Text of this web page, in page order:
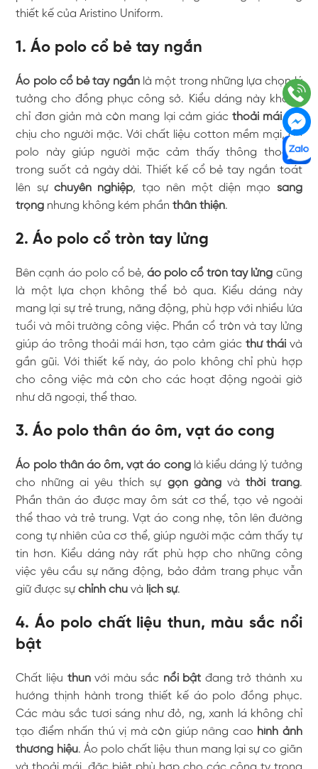
thiết kế của Aristino Uniform.
1. Áo polo cổ bẻ tay ngắn
Áo polo cổ bẻ tay ngắnlà một trong những lựa chọn lý
tưởng cho đồng phục công sở. Kiểu dáng này không
chỉ đơn giản mà còn mang lại cảm giácthoải mái, dễ
chịu cho người mặc. Với chất liệu cotton mềm mại, áo
polo này giúp người mặc cảm thấy thông thoáng
trong suốt cả ngày dài. Thiết kế cổ bẻ tay ngắn toát
lên sựchuyên nghiệp, tạo nên một diện mạo sang
trọng nhưng không kém phầnthân thiện.
2. Áo polo cổ tròn tay lửng
Bên cạnh áo polo cổ bẻ, áo polo cổ tròn tay lửng cũng
là một lựa chọn không thể bỏ qua. Kiểu dáng này
mang lại sự trẻ trung, năng động, phù hợp với nhiều lứa
tuổi và môi trường công việc. Phần cổ tròn và tay lửng
giúp áo trông thoải mái hơn, tạo cảm giác thư tháivà
gần gũi. Với thiết kế này, áo polo không chỉ phù hợp
cho công việc mà còn cho các hoạt động ngoài giờ
như dã ngoại, thể thao.
3. Áo polo thân áo ôm, vạt áo cong
Áo polo thân áo ôm, vạt áo conglà kiểu dáng lý tưởng
cho những ai yêu thích sự gọn gàngvà thời trang.
Phần thân áo được may ôm sát cơ thể, tạo vẻ ngoài
thể thao và trẻ trung. Vạt áo cong nhẹ, tôn lên đường
cong tự nhiên của cơ thể, giúp người mặc cảm thấy tự
tin hơn. Kiểu dáng này rất phù hợp cho những công
việc yêu cầu sự năng động, bảo đảm trang phục vẫn
giữ được sựchỉnh chu và lịch sự.
4. Áo polo chất liệu thun, màu sắc nổi
bật
Chất liệu thunvới màu sắc nổi bật đang trở thành xu
hướng thịnh hành trong thiết kế áo polo đồng phục.
Các màu sắc tươi sáng như đỏ, ng, xanh lá không chỉ
tạo điểm nhấn thú vị mà còn giúp nâng cao hình ảnh
thương hiệu. Áo polo chất liệu thun mang lại sự co giãn